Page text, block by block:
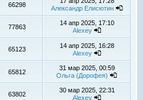
66298
Александр Елисютин
77863
14 апр 2025, 17:10
Alexey
65123
14 апр 2025, 16:28
Alexey
65812
31 мар 2025, 00:59
Ольга (Дорофея)
63802
30 мар 2025, 22:31
Alexey